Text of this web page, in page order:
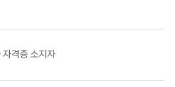
자격증 소지자